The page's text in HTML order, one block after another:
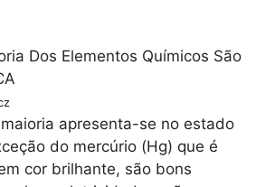
apresenta-se no estado
do mercúrio (Hg) que é
cor brilhante, são bons